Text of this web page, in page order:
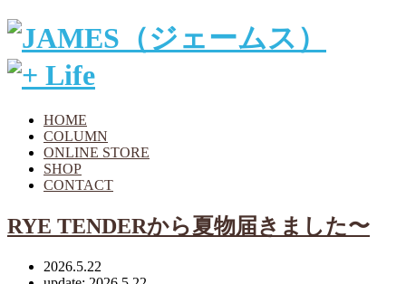
HOME
COLUMN
ONLINE STORE
SHOP
CONTACT
RYE TENDERから夏物届きました〜
2026.5.22